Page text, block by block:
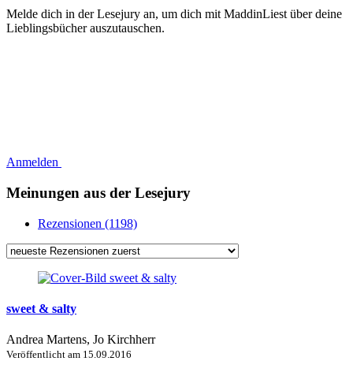
Melde dich in der Lesejury an, um dich mit MaddinLiest über deine
Lieblingsbücher auszutauschen.
Anmelden
Meinungen aus der Lesejury
Rezensionen (1198)
sweet & salty
Andrea Martens, Jo Kirchherr
Veröffentlicht am 15.09.2016